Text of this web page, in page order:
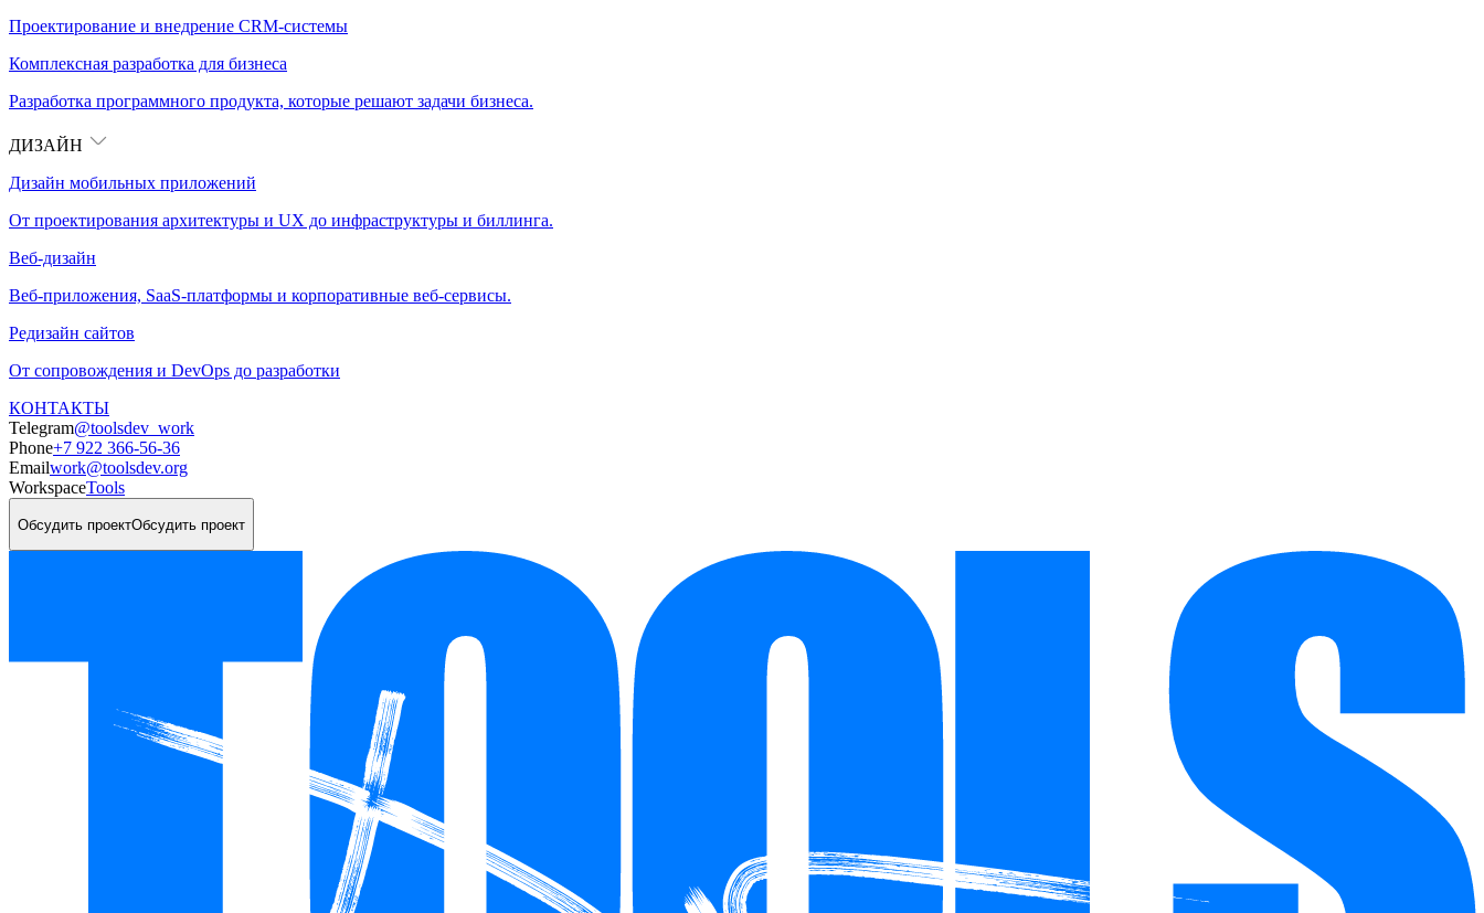
Проектирование и внедрение CRM-системы
Комплексная разработка для бизнеса
Разработка программного продукта, которые решают задачи бизнеса.
ДИЗАЙН
Дизайн мобильных приложений
От проектирования архитектуры и UX до инфраструктуры и биллинга.
Веб-дизайн
Веб-приложения, SaaS-платформы и корпоративные веб-сервисы.
Редизайн сайтов
От сопровождения и DevOps до разработки
КОНТАКТЫ
Telegram@toolsdev_work
Phone+7 922 366-56-36
Emailwork@toolsdev.org
WorkspaceTools
Обсудить проектОбсудить проект